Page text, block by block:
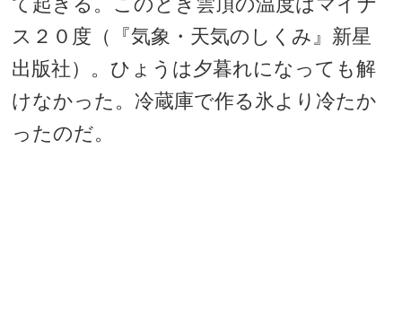
ス２０度（『気象・天気のしくみ』新星
出版社）。ひょうは夕暮れになっても解
けなかった。冷蔵庫で作る氷より冷たか
ったのだ。